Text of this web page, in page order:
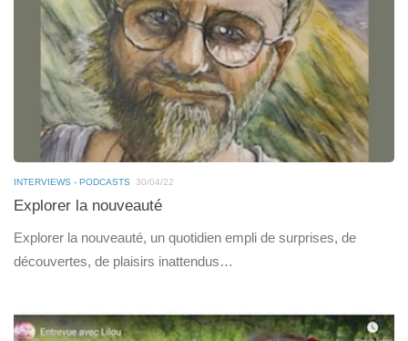
INTERVIEWS - PODCASTS 30/04/22
Explorer la nouveauté
Explorer la nouveauté, un quotidien empli de surprises, de
découvertes, de plaisirs inattendus…